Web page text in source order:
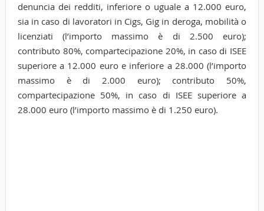
denuncia dei redditi, inferiore o uguale a 12.000 euro,
sia in caso di lavoratori in Cigs, Gig in deroga, mobilità o
licenziati (l’importo massimo è di 2.500 euro);
contributo 80%, compartecipazione 20%, in caso di ISEE
superiore a 12.000 euro e inferiore a 28.000 (l’importo
massimo è di 2.000 euro); contributo 50%,
compartecipazione 50%, in caso di ISEE superiore a
28.000 euro (l’importo massimo è di 1.250 euro).